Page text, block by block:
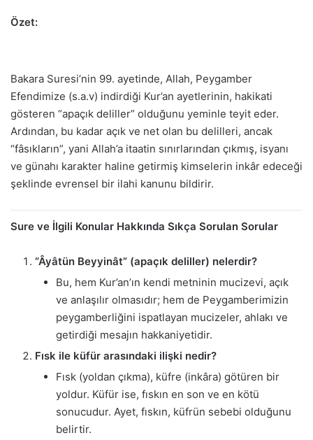
Özet:
Bakara Suresi’nin 99. ayetinde, Allah, Peygamber
Efendimize (s.a.v) indirdiği Kur’an ayetlerinin, hakikati
gösteren “apaçık deliller” olduğunu yeminle teyit eder.
Ardından, bu kadar açık ve net olan bu delilleri, ancak
“fâsıkların”, yani Allah’a itaatin sınırlarından çıkmış, isyanı
ve günahı karakter haline getirmiş kimselerin inkâr edeceği
şeklinde evrensel bir ilahi kanunu bildirir.
Sure ve İlgili Konular Hakkında Sıkça Sorulan Sorular
“Âyâtün Beyyinât” (apaçık deliller) nelerdir?
Bu, hem Kur’an’ın kendi metninin mucizevi, açık
ve anlaşılır olmasıdır; hem de Peygamberimizin
peygamberliğini ispatlayan mucizeler, ahlakı ve
getirdiği mesajın hakkaniyetidir.
Fısk ile küfür arasındaki ilişki nedir?
Fısk (yoldan çıkma), küfre (inkâra) götüren bir
yoldur. Küfür ise, fıskın en son ve en kötü
sonucudur. Ayet, fıskın, küfrün sebebi olduğunu
belirtir.